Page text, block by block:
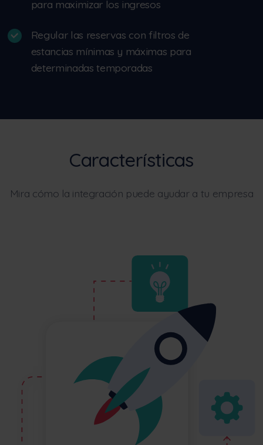
para maximizar los ingresos
Regular las reservas con filtros de
estancias mínimas y máximas para
determinadas temporadas
Características
Mira cómo la integración puede ayudar a tu empresa